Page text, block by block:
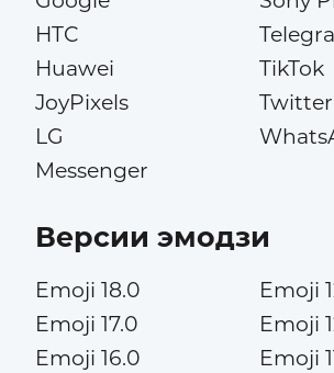
HTC
Huawei
JoyPixels
LG
Messenger
TikTok
Twitter
Версии эмодзи
Emoji 18.0
Emoji 17.0
Emoji 16.0
Emoji
Emoji
Emoji